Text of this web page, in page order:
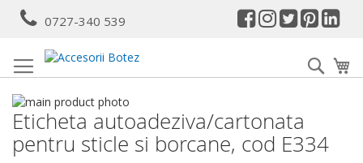
Mergeti
0727-340 539
Eticheta autoadeziva/cartonata
pentru sticle si borcane, cod E334
Skip
to
the
end
Skip
to
the